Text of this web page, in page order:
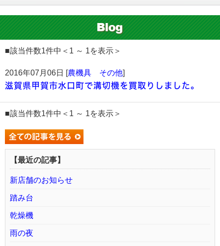
■該当件数1件中＜1 ～ 1を表示＞
2016年07月06日 [農機具 その他]
滋賀県甲賀市水口町で溝切機を買取りしました。
■該当件数1件中＜1 ～ 1を表示＞
【最近の記事】
新店舗のお知らせ
踏み台
乾燥機
雨の夜